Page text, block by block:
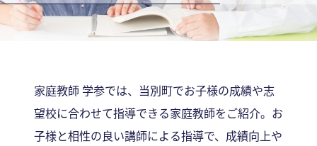
家庭教師 学参では、当別町でお子様の成績や志
望校に合わせて指導できる家庭教師をご紹介。お
子様と相性の良い講師による指導で、成績向上や